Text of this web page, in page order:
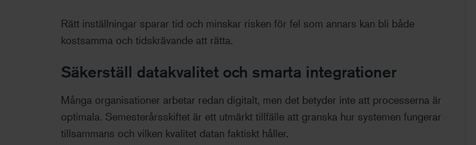
Rätt inställningar sparar tid och minskar risken för fel som annars kan bli både
kostsamma och tidskrävande att rätta.
Säkerställ datakvalitet och smarta integrationer
Många organisationer arbetar redan digitalt, men det betyder inte att processerna är
optimala. Semesterårsskiftet är ett utmärkt tillfälle att granska hur systemen fungerar
tillsammans och vilken kvalitet datan faktiskt håller.